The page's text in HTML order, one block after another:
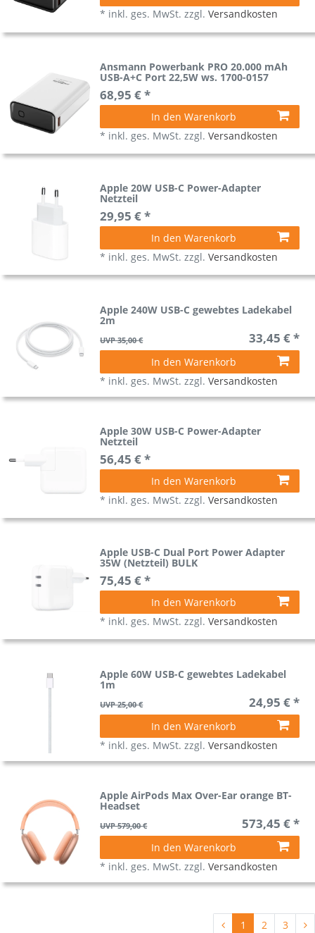
* inkl. ges. MwSt. zzgl.Versandkosten
Ansmann Powerbank PRO 20.000 mAh
USB-A+C Port 22,5W ws. 1700-0157
68,95 € *
In den Warenkorb
* inkl. ges. MwSt. zzgl.Versandkosten
Apple 20W USB-C Power-Adapter
Netzteil
29,95 € *
In den Warenkorb
* inkl. ges. MwSt. zzgl.Versandkosten
Apple 240W USB-C gewebtes Ladekabel
2m
UVP 35,00 € 33,45 € *
In den Warenkorb
* inkl. ges. MwSt. zzgl.Versandkosten
Apple 30W USB-C Power-Adapter
Netzteil
56,45 € *
In den Warenkorb
* inkl. ges. MwSt. zzgl.Versandkosten
Apple USB-C Dual Port Power Adapter
35W (Netzteil) BULK
75,45 € *
In den Warenkorb
* inkl. ges. MwSt. zzgl.Versandkosten
Apple 60W USB-C gewebtes Ladekabel
1m
UVP 25,00 € 24,95 € *
In den Warenkorb
* inkl. ges. MwSt. zzgl.Versandkosten
Apple AirPods Max Over-Ear orange BT-
Headset
UVP 579,00 € 573,45 € *
In den Warenkorb
* inkl. ges. MwSt. zzgl.Versandkosten
1 2 3